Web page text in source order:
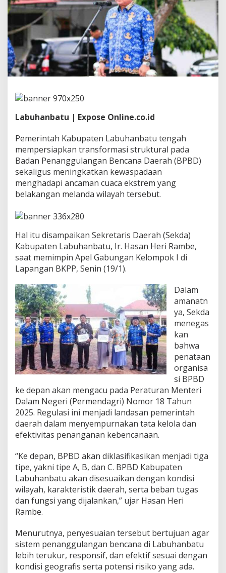
p
B
e
n
a
h
P
D
a
n
i
n
g
k
k
n
K
e
w
a
a
d
a
a
n
C
u
a
c
E
k
s
t
r
e
Labuhanbatu | Expose Online.co.id
Pemerintah Kabupaten Labuhanbatu tengah
mempersiapkan transformasi struktural pada
Badan Penanggulangan Bencana Daerah (BPBD)
sekaligus meningkatkan kewaspadaan
menghadapi ancaman cuaca ekstrem yang
belakangan melanda wilayah tersebut.
Hal itu disampaikan Sekretaris Daerah (Sekda)
Kabupaten Labuhanbatu, Ir. Hasan Heri Rambe,
saat memimpin Apel Gabungan Kelompok I di
Lapangan BKPP, Senin (19/1).
Dalam
amanatn
ya, Sekda
menegas
kan
bahwa
penataan
organisa
si BPBD
ke depan akan mengacu pada Peraturan Menteri
Dalam Negeri (Permendagri) Nomor 18 Tahun
2025. Regulasi ini menjadi landasan pemerintah
daerah dalam menyempurnakan tata kelola dan
efektivitas penanganan kebencanaan.
“Ke depan, BPBD akan diklasifikasikan menjadi tiga
tipe, yakni tipe A, B, dan C. BPBD Kabupaten
Labuhanbatu akan disesuaikan dengan kondisi
wilayah, karakteristik daerah, serta beban tugas
dan fungsi yang dijalankan,” ujar Hasan Heri
Rambe.
Menurutnya, penyesuaian tersebut bertujuan agar
sistem penanggulangan bencana di Labuhanbatu
lebih terukur, responsif, dan efektif sesuai dengan
kondisi geografis serta potensi risiko yang ada.